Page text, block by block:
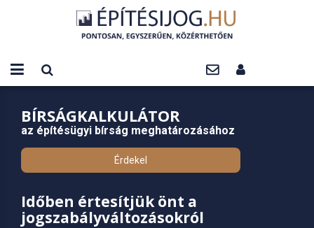
BÍRSÁGKALKULÁTOR
az építésügyi bírság meghatározásához
Érdekel
Időben értesítjük önt a
jogszabályváltozásokról